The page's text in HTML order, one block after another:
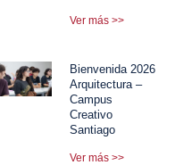
Ver más >>
Bienvenida 2026
Arquitectura –
Campus
Creativo
Santiago
Ver más >>